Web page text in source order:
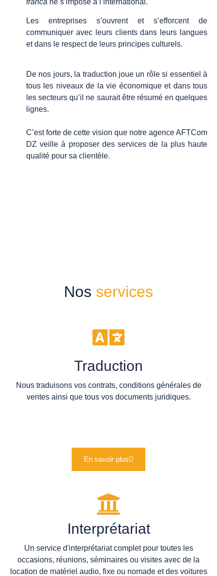
franca ne s’impose à l’international.
Les entreprises s’ouvrent et s’efforcent de
communiquer avec leurs clients dans leurs langues
et dans le respect de leurs principes culturels.
De nos jours, la traduction joue un rôle si essentiel à
tous les niveaux de la vie économique et dans tous
les secteurs qu’il ne saurait être résumé en quelques
lignes.
C’est forte de cette vision que notre agence AFTCom
DZ veille à proposer des services de la plus haute
qualité pour sa clientèle.
Nos services
Traduction
Nous traduisons vos contrats, conditions générales de
ventes ainsi que tous vos documents juridiques.
En savoir plus
Interprétariat
Un service d'interprétariat complet pour toutes les
occasions, réunions, séminaires ou visites avec de la
location de matériel audio, fixe ou nomade et des voitures